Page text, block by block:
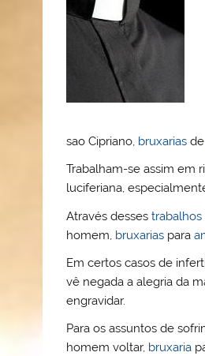
o
M
ai
sao Cipriano, bruxarias de
Trabalham-se assim em
luciferiana,
Através dessestrabalhos
homem, bruxarias para
Em certos casos de
vê negada a alegria da
engravidar.
Para os assuntos de
homem voltar, bruxaria